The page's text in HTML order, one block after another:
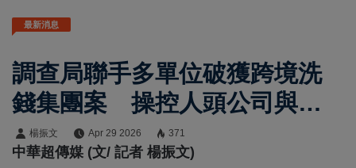
最新消息
調查局聯手多單位破獲跨境洗
錢集團案 操控人頭公司與第
三方支付洗錢高達54億元
楊振文 Apr 29 2026 371
中華超傳媒 (文/ 記者 楊振文)